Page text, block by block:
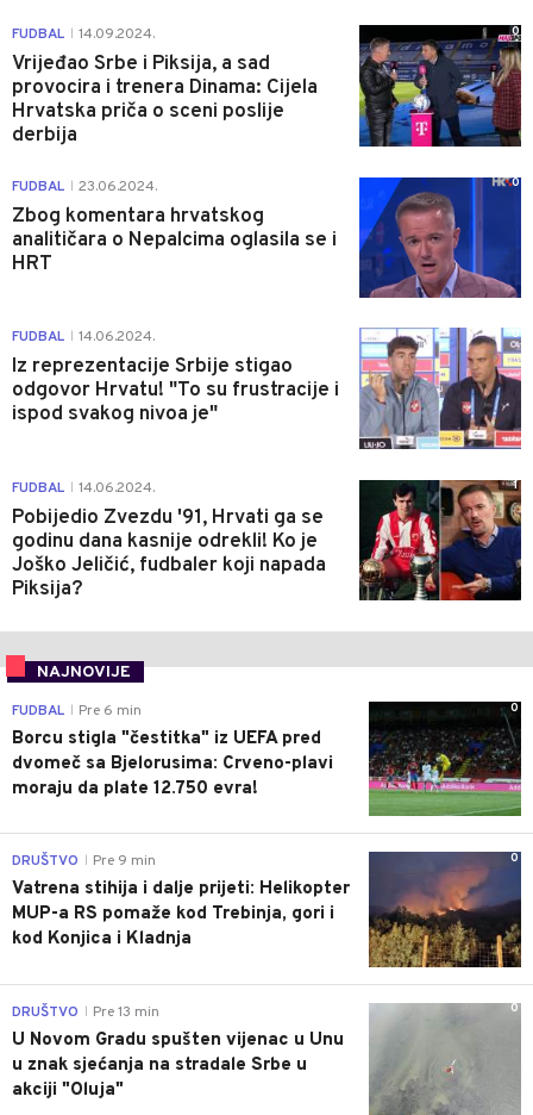
FUDBAL 14.09.2024.
Vrijeđao Srbe i Piksija, a sad
provocira i trenera Dinama: Cijela
Hrvatska priča o sceni poslije
derbija
0
FUDBAL 23.06.2024.
Zbog komentara hrvatskog
analitičara o Nepalcima oglasila se i
HRT
0
FUDBAL 14.06.2024.
Iz reprezentacije Srbije stigao
odgovor Hrvatu! "To su frustracije i
ispod svakog nivoa je"
0
FUDBAL 14.06.2024.
Pobijedio Zvezdu '91, Hrvati ga se
godinu dana kasnije odrekli! Ko je
Joško Jeličić, fudbaler koji napada
Piksija?
1
NAJNOVIJE
0
FUDBAL Pre 6 min
Borcu stigla "čestitka" iz UEFA pred
dvomeč sa Bjelorusima: Crveno-plavi
moraju da plate 12.750 evra!
0
DRUŠTVO Pre 9 min
Vatrena stihija i dalje prijeti: Helikopter
MUP-a RS pomaže kod Trebinja, gori i
kod Konjica i Kladnja
0
DRUŠTVO Pre 13 min
U Novom Gradu spušten vijenac u Unu
u znak sjećanja na stradale Srbe u
akciji "Oluja"